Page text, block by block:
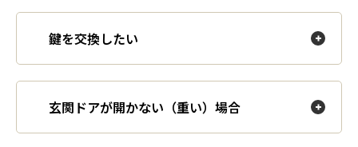
鍵を交換したい
玄関ドアが開かない（重い）場合